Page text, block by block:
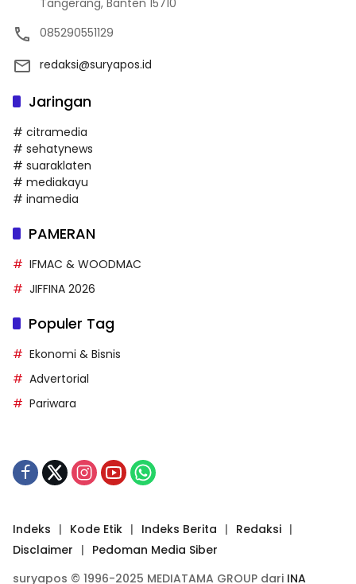
085290551129
redaksi@suryapos.id
Jaringan
# citramedia
# sehatynews
# suaraklaten
# mediakayu
# inamedia
PAMERAN
IFMAC & WOODMAC
JIFFINA 2026
Populer Tag
Ekonomi & Bisnis
Advertorial
Pariwara
Indeks Kode Etik Indeks Berita
Redaksi
Disclaimer
Pedoman Media Siber
suryapos © 1996-2025 MEDIATAMA GROUP dari INA